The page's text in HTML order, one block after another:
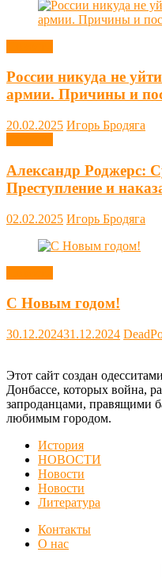
России никуда не
армии. Причины и
20.02.2025 Игорь Бродяга
Александр Роджерс:
Преступление и
02.02.2025 Игорь Бродяга
С Новым годом!
30.12.202431.12.2024
Этот сайт создан
Донбассе, которых война,
запроданцами, правящими
любимым городом.
История
НОВОСТИ
Новости
Новости
Литература
Контакты
О нас